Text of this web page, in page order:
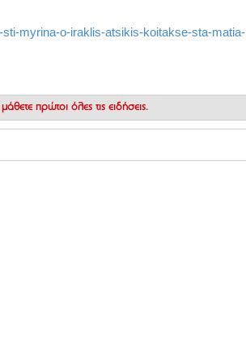
myrina-o-iraklis-atsikis-koitakse-sta-matia-
πρώτοι όλες τις ειδήσεις.